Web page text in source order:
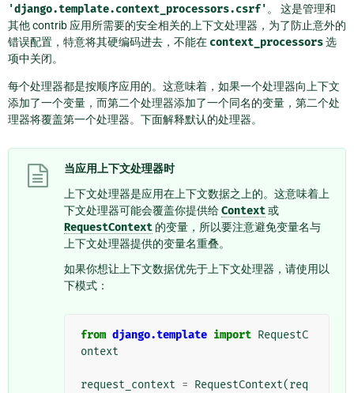
'django.template.context_processors.csrf' 。 这是管理和
其他 contrib 应用所需要的安全相关的上下文处理器，为了防止意外的
错误配置，特意将其硬编码进去，不能在 context_processors选
项中关闭。
每个处理器都是按顺序应用的。这意味着，如果一个处理器向上下文
添加了一个变量，而第二个处理器添加了一个同名的变量，第二个处
理器将覆盖第一个处理器。下面解释默认的处理器。
当应用上下文处理器时
上下文处理器是应用在上下文数据之上的。这意味着上
下文处理器可能会覆盖你提供给Context或
RequestContext 的变量，所以要注意避免变量名与
上下文处理器提供的变量名重叠。
如果你想让上下文数据优先于上下文处理器，请使用以
下模式：
from django.template import RequestC
ontext
request_context = RequestContext(req